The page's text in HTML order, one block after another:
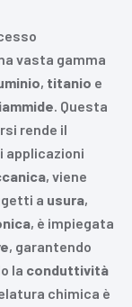
vasta gamma
, titanio e
. Questa
rende il
applicazioni
, viene
a usura,
, è impiegata
, garantendo
la conduttività
chimica è